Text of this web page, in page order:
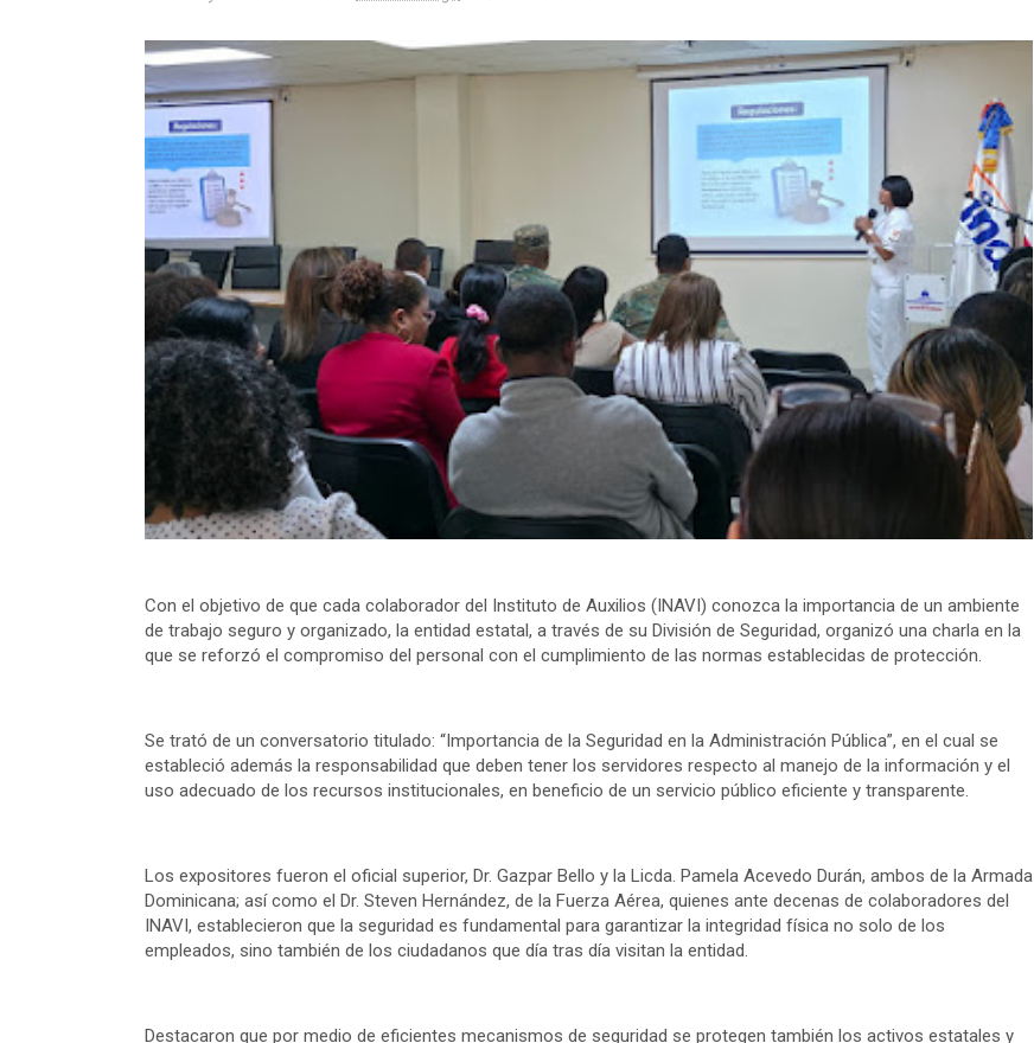
Con el objetivo de que cada colaborador del Instituto de Auxilios (INAVI) conozca la importancia de un ambiente
de trabajo seguro y organizado, la entidad estatal, a través de su División de Seguridad, organizó una charla en la
que se reforzó el compromiso del personal con el cumplimiento de las normas establecidas de protección.
Se trató de un conversatorio titulado: “Importancia de la Seguridad en la Administración Pública”, en el cual se
estableció además la responsabilidad que deben tener los servidores respecto al manejo de la información y el
uso adecuado de los recursos institucionales, en beneficio de un servicio público eficiente y transparente.
Los expositores fueron el oficial superior, Dr. Gazpar Bello y la Licda. Pamela Acevedo Durán, ambos de la Armada
Dominicana; así como el Dr. Steven Hernández, de la Fuerza Aérea, quienes ante decenas de colaboradores del
INAVI, establecieron que la seguridad es fundamental para garantizar la integridad física no solo de los
empleados, sino también de los ciudadanos que día tras día visitan la entidad.
Destacaron que por medio de eficientes mecanismos de seguridad se protegen también los activos estatales y